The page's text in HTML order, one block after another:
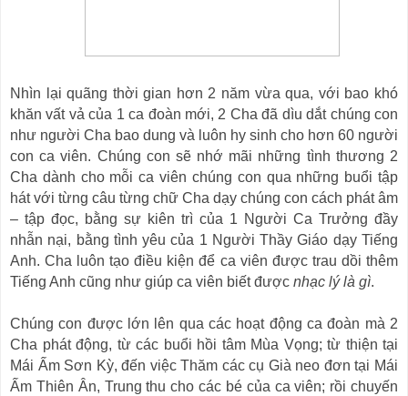
Nhìn lại quãng thời gian hơn 2 năm vừa qua, với bao khó
khăn vất vả của 1 ca đoàn mới, 2 Cha đã dìu dắt chúng con
như người Cha bao dung và luôn hy sinh cho hơn 60 người
con ca viên. Chúng con sẽ nhớ mãi những tình thương 2
Cha dành cho mỗi ca viên chúng con qua những buổi tập
hát với từng câu từng chữ Cha dạy chúng con cách phát âm
– tập đọc, bằng sự kiên trì của 1 Người Ca Trưởng đầy
nhẫn nại, bằng tình yêu của 1 Người Thầy Giáo dạy Tiếng
Anh. Cha luôn tạo điều kiện để ca viên được trau dồi thêm
Tiếng Anh cũng như giúp ca viên biết được nhạc lý là gì.
Chúng con được lớn lên qua các hoạt động ca đoàn mà 2
Cha phát động, từ các buổi hồi tâm Mùa Vọng; từ thiện tại
Mái Ấm Sơn Kỳ, đến việc Thăm các cụ Già neo đơn tại Mái
Ấm Thiên Ân, Trung thu cho các bé của ca viên; rồi chuyến